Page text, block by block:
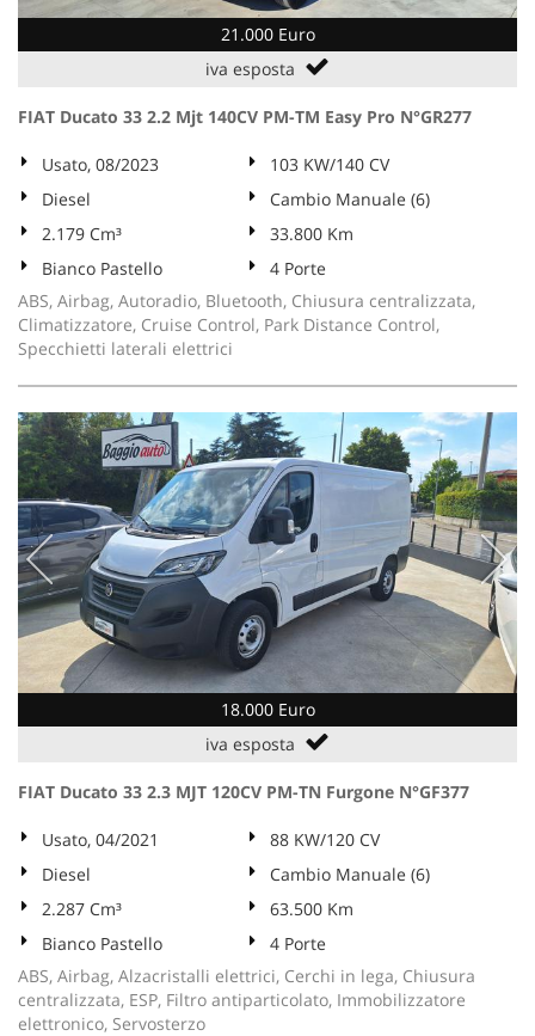
21.000 Euro
iva esposta
FIAT Ducato 33 2.2 Mjt 140CV PM-TM Easy Pro N°GR277
Usato, 08/2023
103 KW/140 CV
Diesel
Cambio Manuale (6)
2.179 Cm³
33.800 Km
Bianco Pastello
4 Porte
ABS, Airbag, Autoradio, Bluetooth, Chiusura centralizzata,
Climatizzatore, Cruise Control, Park Distance Control,
Specchietti laterali elettrici
18.000 Euro
iva esposta
FIAT Ducato 33 2.3 MJT 120CV PM-TN Furgone N°GF377
Usato, 04/2021
88 KW/120 CV
Diesel
Cambio Manuale (6)
2.287 Cm³
63.500 Km
Bianco Pastello
4 Porte
ABS, Airbag, Alzacristalli elettrici, Cerchi in lega, Chiusura
centralizzata, ESP, Filtro antiparticolato, Immobilizzatore
elettronico, Servosterzo